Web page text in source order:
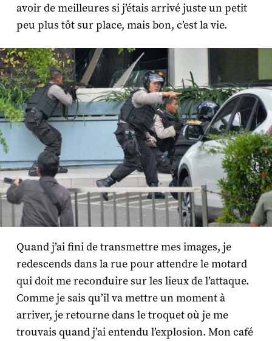
avoir de meilleures si j’étais arrivé juste un petit
peu plus tôt sur place, mais bon, c’est la vie.
Quand j’ai fini de transmettre mes images, je
redescends dans la rue pour attendre le motard
qui doit me reconduire sur les lieux de l’attaque.
Comme je sais qu’il va mettre un moment à
arriver, je retourne dans le troquet où je me
trouvais quand j’ai entendu l’explosion. Mon café